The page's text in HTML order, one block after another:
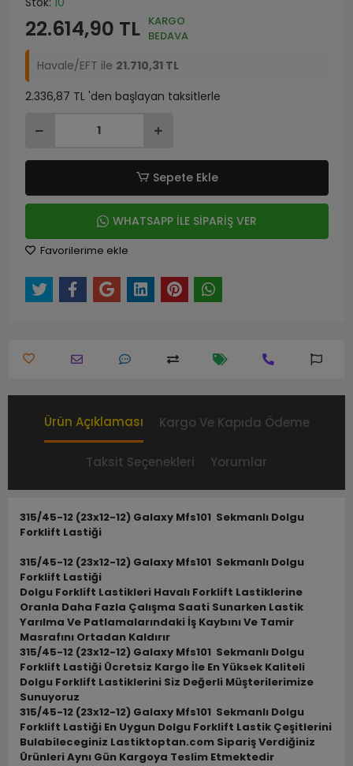
22.614,90 TL KARGO
BEDAVA
Havale/EFT ile 21.710,31 TL
2.336,87 TL 'den başlayan taksitlerle
Sepete Ekle
WHATSAPP İLE SİPARİŞ VER
Favorilerime ekle
Ürün Açıklaması Kargo Ve Kapıda Ödeme
Taksit Seçenekleri Yorumlar
315/45-12 (23x12-12) Galaxy Mfs101 Sekmanlı Dolgu
Forklift Lastiği
315/45-12 (23x12-12) Galaxy Mfs101 Sekmanlı Dolgu
Forklift Lastiği
Dolgu Forklift Lastikleri Havalı Forklift Lastiklerine
Oranla Daha Fazla Çalışma Saati Sunarken Lastik
Yarılma Ve Patlamalarındaki İş Kaybını Ve Tamir
Masrafını Ortadan Kaldırır
315/45-12 (23x12-12) Galaxy Mfs101 Sekmanlı Dolgu
Forklift Lastiği Ücretsiz Kargo İle En Yüksek Kaliteli
Dolgu Forklift Lastiklerini Siz Değerli Müşterilerimize
Sunuyoruz
315/45-12 (23x12-12) Galaxy Mfs101 Sekmanlı Dolgu
Forklift Lastiği En Uygun Dolgu Forklift Lastik Çeşitlerini
Bulabileceginiz Lastiktoptan.com Sipariş Verdiğiniz
Ürünleri Aynı Gün Kargoya Teslim Etmektedir